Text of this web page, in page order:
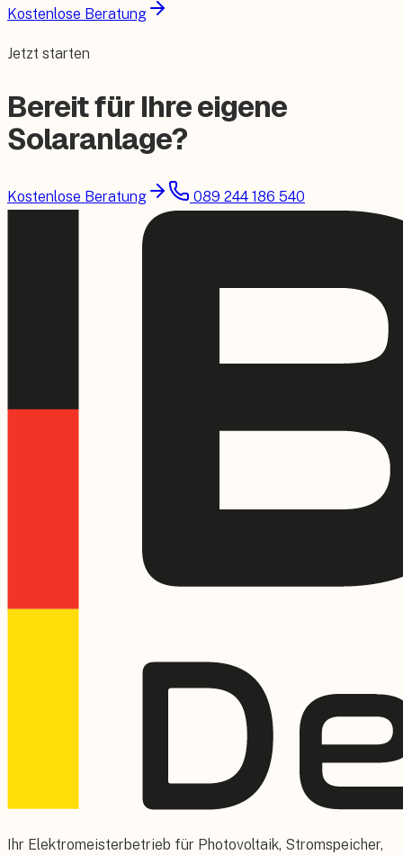
Kostenlose Beratung
Jetzt starten
Bereit für Ihre eigene
Solaranlage?
Kostenlose Beratung 089 244 186 540
Ihr Elektromeisterbetrieb für Photovoltaik, Stromspeicher,